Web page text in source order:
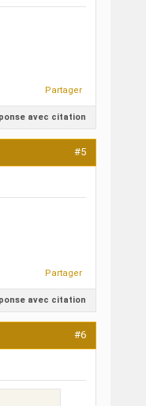
Partager
avec citation
#5
Partager
avec citation
#6